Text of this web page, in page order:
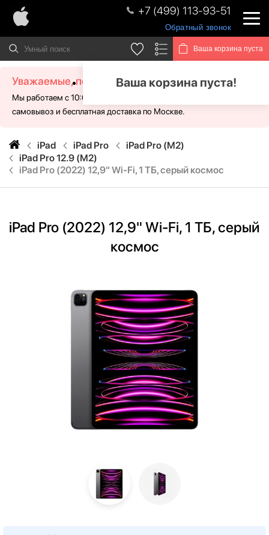
+7 (499) 113-93-51
Обратный звонок
Ваша корзина пуста
Ваша корзина пуста!
Уважаемые, посетители!
Мы работаем с 10:00 - 21:00 без выходных. Для Вас доступен
самовывоз и бесплатная доставка по Москве.
iPad iPad Pro
iPad Pro (M2)
iPad Pro 12.9 (M2)
iPad Pro (2022) 12,9" Wi-Fi, 1 ТБ, серый космос
iPad Pro (2022) 12,9" Wi-Fi, 1 ТБ, серый
космос